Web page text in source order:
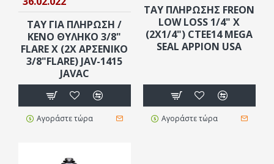
ΤΑΥ ΓΙΑ ΠΛΗΡΩΣΗ /
ΚΕΝΟ ΘΥΛΗΚΟ 3/8"
FLARE X (2X ΑΡΣENIKO
3/8"FLARE) JAV-1415
JAVAC
Αγοράστε τώρα
ΤΑΥ ΠΛΗΡΩΣΗΣ FREON
LOW LOSS 1/4" X
(2X1/4") CTEE14 MEGA
SEAL APPION USA
Αγοράστε τώρα